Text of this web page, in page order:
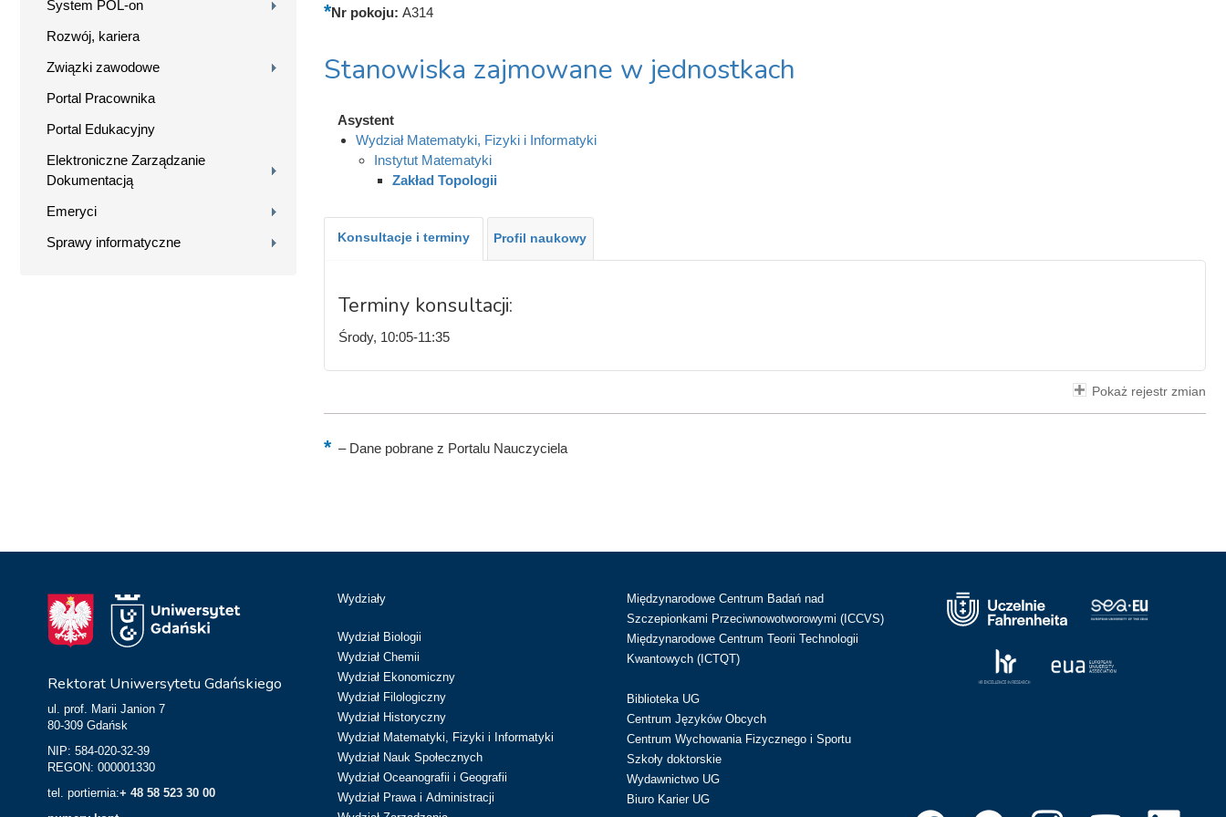
System POL-on
Rozwój, kariera
Związki zawodowe
Portal Pracownika
Portal Edukacyjny
Elektroniczne Zarządzanie
Dokumentacją
Emeryci
Sprawy informatyczne
Nr pokoju: A314
Stanowiska zajmowane w jednostkach
Asystent
Wydział Matematyki, Fizyki i Informatyki
Instytut Matematyki
Zakład Topologii
Konsultacje i terminy Profil naukowy
Terminy konsultacji:
Środy, 10:05-11:35
Pokaż rejestr zmian
–Dane pobrane z Portalu Nauczyciela
Rektorat Uniwersytetu Gdańskiego
ul. prof. Marii Janion 7
80-309 Gdańsk
NIP: 584-020-32-39
REGON: 000001330
tel. portiernia:+ 48 58 523 30 00
Wydziały
Wydział Biologii
Wydział Chemii
Wydział Ekonomiczny
Wydział Filologiczny
Wydział Historyczny
Wydział Matematyki, Fizyki i Informatyki
Wydział Nauk Społecznych
Wydział Oceanografii i Geografii
Wydział Prawa i Administracji
Międzynarodowe Centrum Badań nad
Szczepionkami Przeciwnowotworowymi (ICCVS)
Międzynarodowe Centrum Teorii Technologii
Kwantowych (ICTQT)
Biblioteka UG
Centrum Języków Obcych
Centrum Wychowania Fizycznego i Sportu
Szkoły doktorskie
Wydawnictwo UG
Biuro Karier UG